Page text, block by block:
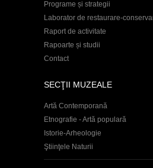
Programe și strategii
Laborator de restaurare-
Raport de activitate
Rapoarte și studii
Contact
SECŢII MUZEALE
Artă Contemporană
Etnografie - Artă populară
Istorie-Arheologie
Ştiinţele Naturii